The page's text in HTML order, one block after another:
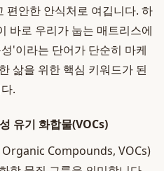
편안한 안식처로 여깁니다. 하
바로 우리가 눕는 매트리스에
'이라는 단어가 단순히 마케
삶을 위한 핵심 키워드가 된
.
유기 화합물(VOCs)
Compounds, VOCs)